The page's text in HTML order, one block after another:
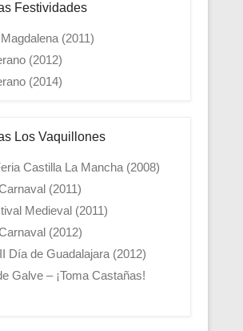
Festividades
(2011)
(2012)
(2014)
Los Vaquillones
Castilla La Mancha (2008)
(2011)
Medieval (2011)
(2012)
Día de Guadalajara (2012)
Galve – ¡Toma Castañas!